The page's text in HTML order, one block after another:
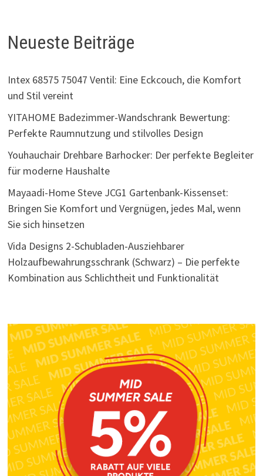
Neueste Beiträge
Intex 68575 75047 Ventil: Eine Eckcouch, die Komfort
und Stil vereint
YITAHOME Badezimmer-Wandschrank Bewertung:
Perfekte Raumnutzung und stilvolles Design
Youhauchair Drehbare Barhocker: Der perfekte Begleiter
für moderne Haushalte
Mayaadi-Home Steve JCG1 Gartenbank-Kissenset:
Bringen Sie Komfort und Vergnügen, jedes Mal, wenn
Sie sich hinsetzen
Vida Designs 2-Schubladen-Ausziehbarer
Holzaufbewahrungsschrank (Schwarz) – Die perfekte
Kombination aus Schlichtheit und Funktionalität